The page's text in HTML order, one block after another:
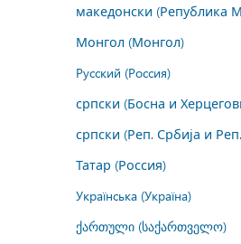
македонски (Република
Монгол (Монгол)
Русский (Россия)
српски (Босна и
српски (Реп. Србија и
Татар (Россия)
Українська (Україна)
ქართული (საქართველო)